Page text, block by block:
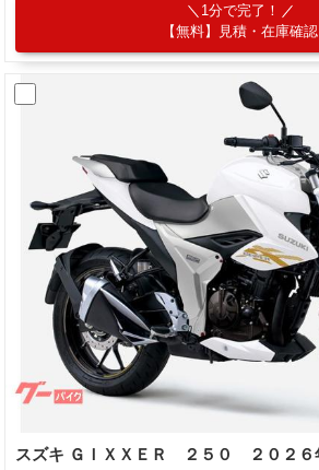
1分で完了！
【無料】見積・在庫確認